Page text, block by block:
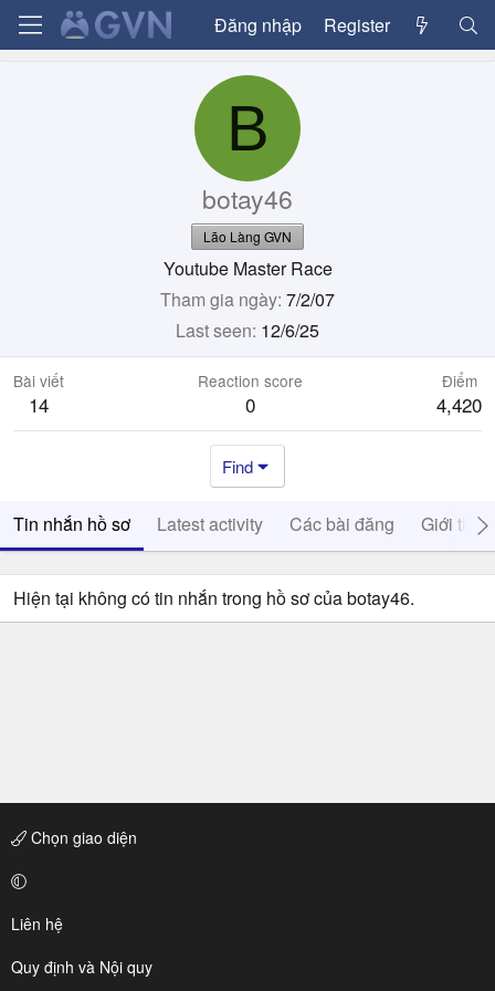
Đăng nhập Register
B
botay46
Lão Làng GVN
Youtube Master Race
Tham gia ngày 7/2/07
Last seen 12/6/25
Bài viết
14
Reaction score
0
Điểm
4,420
Find
Tin nhắn hồ sơ Latest activity Các bài đăng Giới thiệu
Hiện tại không có tin nhắn trong hồ sơ của botay46.
Chọn giao diện
Liên hệ
Quy định và Nội quy